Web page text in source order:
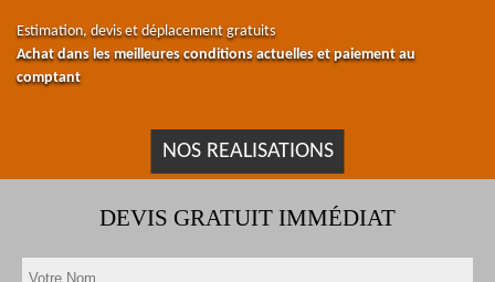
Estimation, devis et déplacement gratuits
Achat dans les meilleures conditions actuelles et paiement au
comptant
NOS REALISATIONS
DEVIS GRATUIT IMMÉDIAT